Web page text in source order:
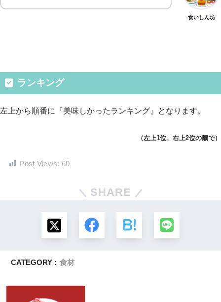
食いしん坊
ランキング
左上から順番に『美味しかったランキング』となります。
（左上1位、右上2位の順で）
Post Views: 60
SHARE
CATEGORY : 食材